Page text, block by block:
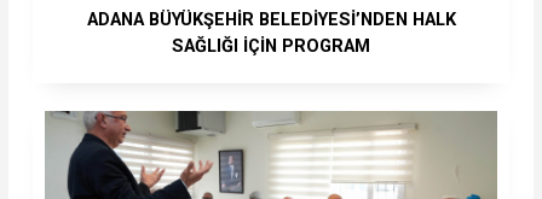
ADANA BÜYÜKŞEHİR BELEDİYESİ’NDEN HALK
SAĞLIĞI İÇİN PROGRAM